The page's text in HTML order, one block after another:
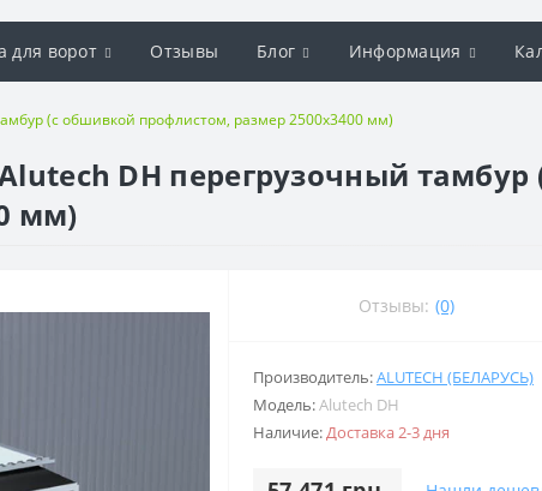
для ворот Отзывы Блог Информация
(с обшивкой профлистом, размер 2500х3400 мм)
DH перегрузочный
мм)
Отзывы: (0)
Производитель:ALUTECH (БЕЛАРУСЬ)
Модель:Alutech DH
Наличие:Доставка 2-3 дня